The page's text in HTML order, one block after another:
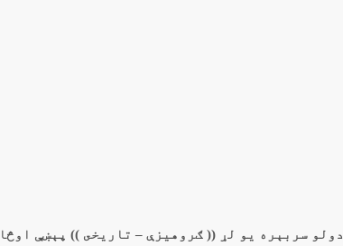
سربېره يو لړ (( ګروهیزې – تاريخى )) پېښې